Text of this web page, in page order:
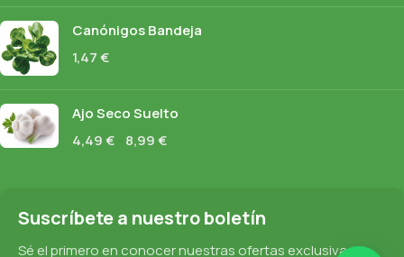
Canónigos Bandeja
1,47€
Ajo Seco Suelto
4,49€ 8,99€
Suscríbete a nuestro boletín
Sé el primero en conocer nuestras ofertas exclusivas,